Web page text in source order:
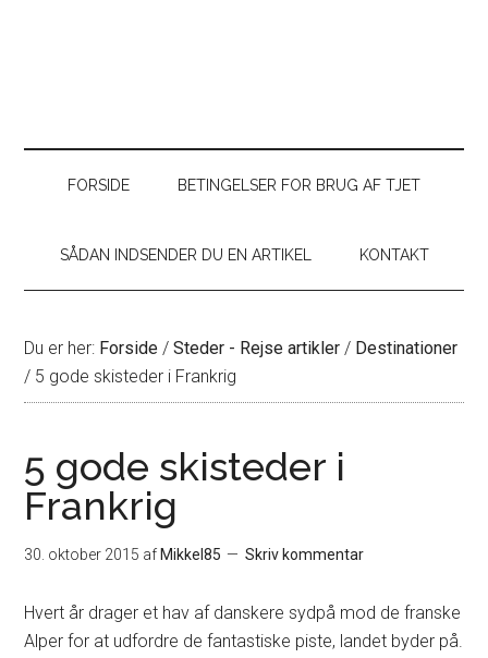
FORSIDE BETINGELSER FOR BRUG AF TJET
SÅDAN INDSENDER DU EN ARTIKEL KONTAKT
Du er her: Forside / Steder - Rejse artikler / Destinationer
/ 5 gode skisteder i Frankrig
5 gode skisteder i
Frankrig
30. oktober 2015 af Mikkel85 Skriv kommentar
Hvert år drager et hav af danskere sydpå mod de franske
Alper for at udfordre de fantastiske piste, landet byder på.